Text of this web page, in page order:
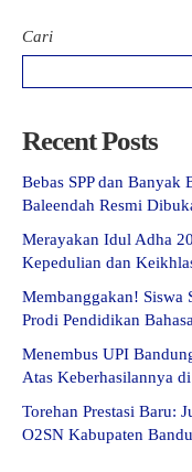
Cari
Recent Posts
Bebas SPP dan Banyak
Baleendah Resmi
Merayakan Idul Adha
Kepedulian dan
Membanggakan! Siswa
Prodi Pendidikan
Menembus UPI
Atas Keberhasilannya
Torehan Prestasi Baru:
O2SN Kabupaten